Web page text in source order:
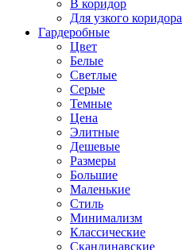
В коридор
Для узкого коридора
Гардеробные
Цвет
Белые
Светлые
Серые
Темные
Цена
Элитные
Дешевые
Размеры
Большие
Маленькие
Стиль
Минимализм
Классические
Скандинавские